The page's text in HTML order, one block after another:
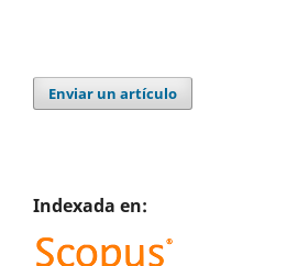
Enviar un artículo
Indexada en: